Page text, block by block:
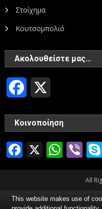
Στοίχημα
Κουτσομπολιό
Ακολουθείστε μας…
Facebook
Κοινοποίηση
Facebook
X
All
This website makes use of